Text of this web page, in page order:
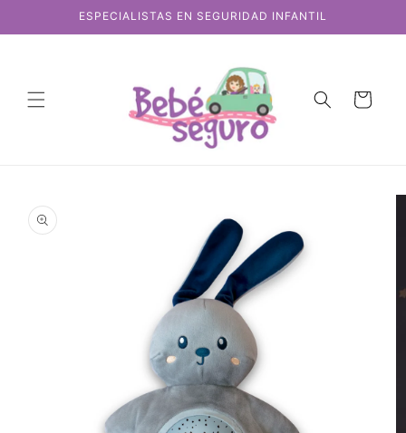
directamente
al contenido
ESPECIALISTAS EN SEGURIDAD INFANTIL
Carrito
a la
información